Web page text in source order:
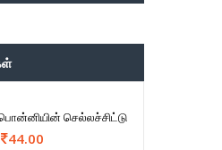
செல்லச்சிட்டு
44.00